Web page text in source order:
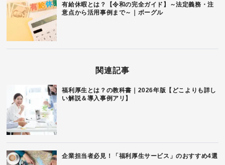
有給休暇とは？【令和の完全ガイド】～法定義務・注
意点から活用事例まで～｜ボーグル
関連記事
福利厚生とは？の教科書｜2026年版【どこよりも詳し
い解説＆導入事例アリ】
企業担当者必見！「福利厚生サービス」のおすすめ4選